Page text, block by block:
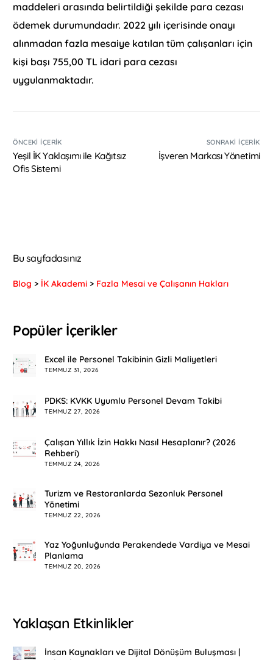
maddeleri arasında belirtildiği şekilde para cezası
ödemek durumundadır. 2022 yılı içerisinde onayı
alınmadan fazla mesaiye katılan tüm çalışanları için
kişi başı 755,00 TL idari para cezası
uygulanmaktadır.
ÖNCEKI İÇERIK
Yeşil İK Yaklaşımı ile Kağıtsız
Ofis Sistemi
SONRAKI İÇERIK
İşveren Markası Yönetimi
Bu sayfadasınız
Blog > İK Akademi > Fazla Mesai ve Çalışanın Hakları
Popüler İçerikler
Excel ile Personel Takibinin Gizli Maliyetleri
TEMMUZ 31, 2026
PDKS: KVKK Uyumlu Personel Devam Takibi
TEMMUZ 27, 2026
Çalışan Yıllık İzin Hakkı Nasıl Hesaplanır? (2026
Rehberi)
TEMMUZ 24, 2026
Turizm ve Restoranlarda Sezonluk Personel
Yönetimi
TEMMUZ 22, 2026
Yaz Yoğunluğunda Perakendede Vardiya ve Mesai
Planlama
TEMMUZ 20, 2026
Yaklaşan Etkinlikler
İnsan Kaynakları ve Dijital Dönüşüm Buluşması |